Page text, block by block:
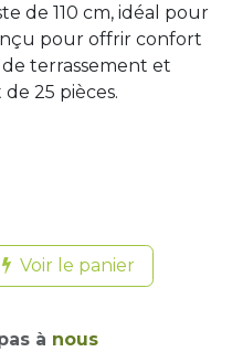
de 110 cm, idéal pour
pour offrir confort
terrassement et
25 pièces.
Voir le panier
à nous